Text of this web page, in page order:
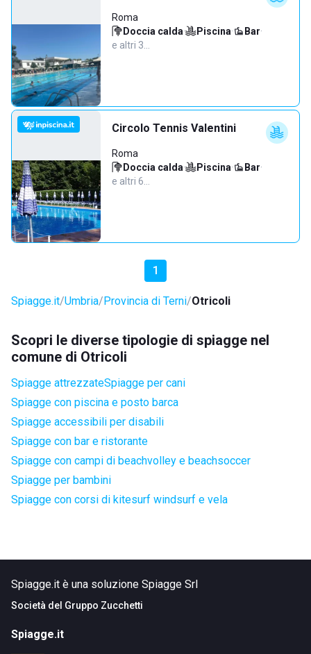
Roma
Doccia calda· Piscina· Bar·
e altri 3…
Circolo Tennis Valentini
Roma
Doccia calda· Piscina· Bar·
e altri 6…
1
Spiagge.it Umbria Provincia di Terni Otricoli
Scopri le diverse tipologie di spiagge nel
comune di Otricoli
Spiagge attrezzateSpiagge per cani
Spiagge con piscina e posto barca
Spiagge accessibili per disabili
Spiagge con bar e ristorante
Spiagge con campi di beachvolley e beachsoccer
Spiagge per bambini
Spiagge con corsi di kitesurf windsurf e vela
Spiagge.it è una soluzione Spiagge Srl
Società del Gruppo Zucchetti
Spiagge.it